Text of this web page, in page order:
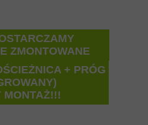
+ PRÓG
MONTAŻ!!!
ZMONTOWANE